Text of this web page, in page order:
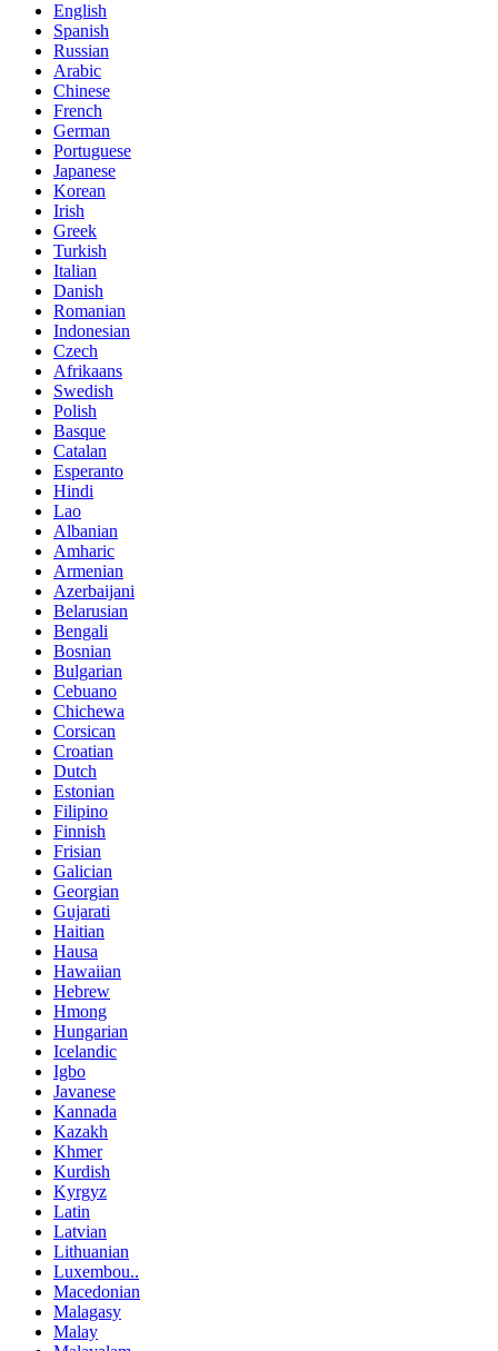
English
Spanish
Russian
Arabic
Chinese
French
German
Portuguese
Japanese
Korean
Irish
Greek
Turkish
Italian
Danish
Romanian
Indonesian
Czech
Afrikaans
Swedish
Polish
Basque
Catalan
Esperanto
Hindi
Lao
Albanian
Amharic
Armenian
Azerbaijani
Belarusian
Bengali
Bosnian
Bulgarian
Cebuano
Chichewa
Corsican
Croatian
Dutch
Estonian
Filipino
Finnish
Frisian
Galician
Georgian
Gujarati
Haitian
Hausa
Hawaiian
Hebrew
Hmong
Hungarian
Icelandic
Igbo
Javanese
Kannada
Kazakh
Khmer
Kurdish
Kyrgyz
Latin
Latvian
Lithuanian
Luxembou..
Macedonian
Malagasy
Malay